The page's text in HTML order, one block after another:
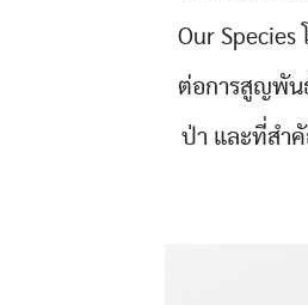
Our Species
ต่อการสูญพัน
ป่า และที่สำ